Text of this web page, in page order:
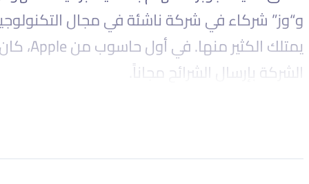
الشركة بإرسال الشرائح مجاناً.